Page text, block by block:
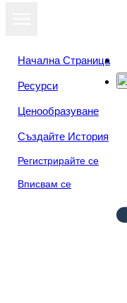
Начална Страница
Ресурси
Ценообразуване
Създайте История
Регистрирайте се
Вписвам се
Преглед като
слайдшоу